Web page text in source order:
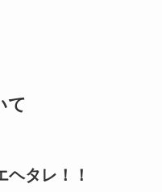
て
タレ！！